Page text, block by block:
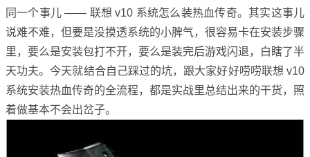
同一个事儿 —— 联想 v10 系统怎么装热血传奇。其实这事儿
说难不难，但要是没摸透系统的小脾气，很容易卡在安装步骤
里，要么是安装包打不开，要么是装完后游戏闪退，白瞎了半
天功夫。今天就结合自己踩过的坑，跟大家好好唠唠联想 v10
系统安装热血传奇的全流程，都是实战里总结出来的干货，照
着做基本不会出岔子。